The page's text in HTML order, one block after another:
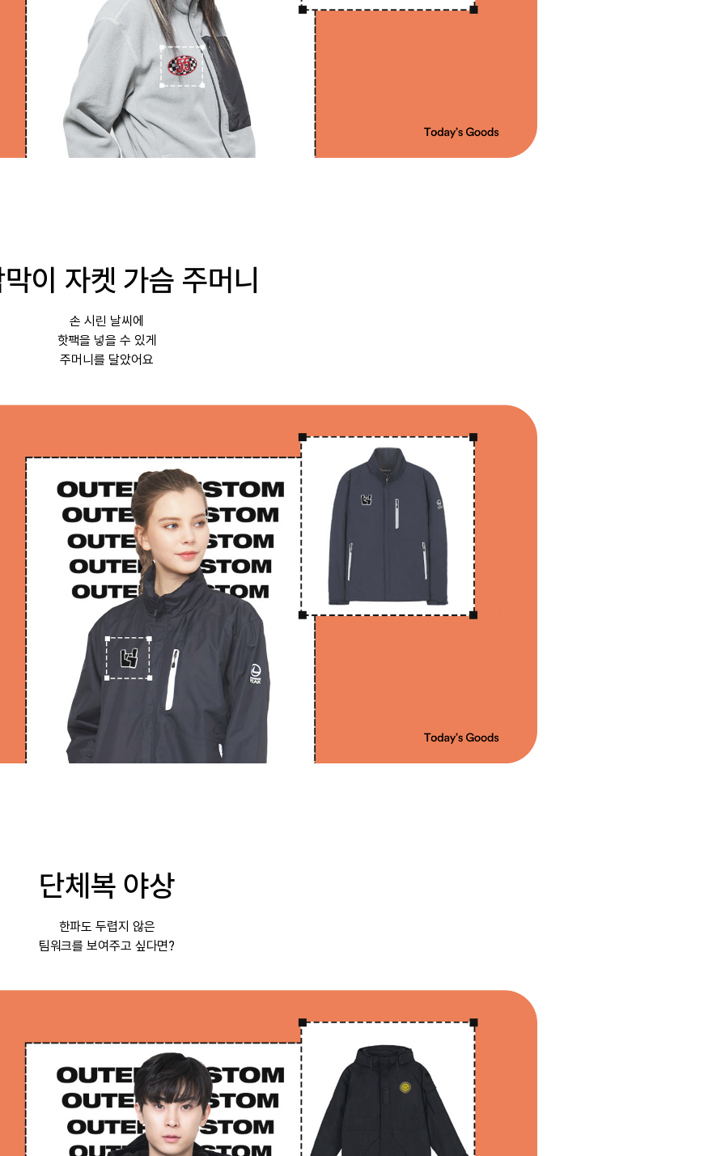
이 자켓 가슴 주머니
손 시린 날씨에
핫팩을 넣을 수 있게
주머니를 달았어요
단체복 야상
한파도 두렵지 않은
팀워크를 보여주고 싶다면?